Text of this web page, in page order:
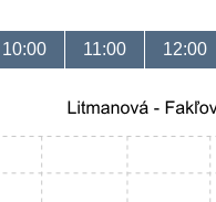
10:00 11:00 12:00